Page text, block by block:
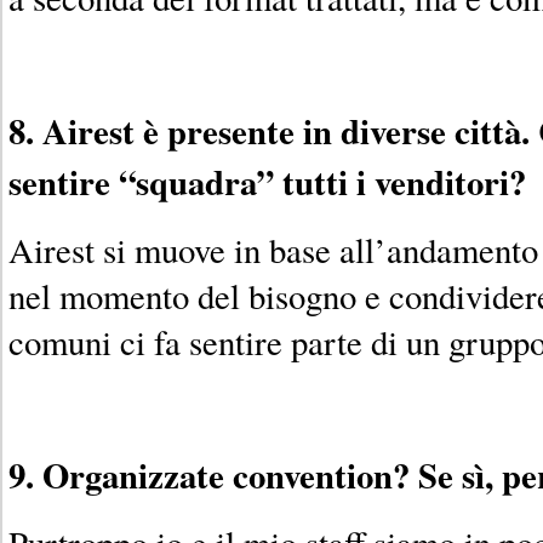
8. Airest è presente in diverse
sentire “squadra” tutti i venditori?
Airest si muove in base
nel momento del bisogno e
comuni ci fa sentire parte di un
9. Organizzate convention? Se sì,